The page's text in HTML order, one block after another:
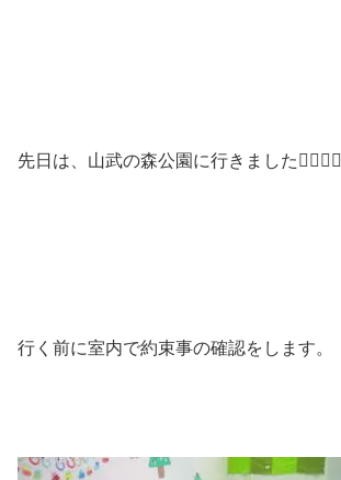
先日は、山武の森公園に行きました🙋‍♀️🙋‍♂️
行く前に室内で約束事の確認をします。